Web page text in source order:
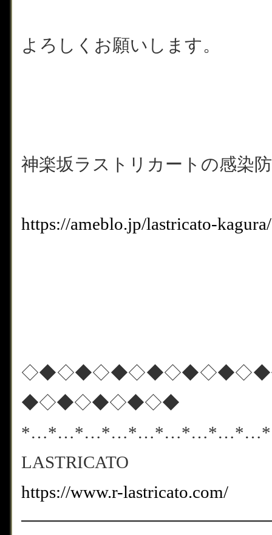
よろしくお願いします。
神楽坂ラストリカートの感染
https://ameblo.jp/lastricato-
◆◇◆◇◆◇◆◇◆
LASTRICATO
https://www.r-lastricato.com/